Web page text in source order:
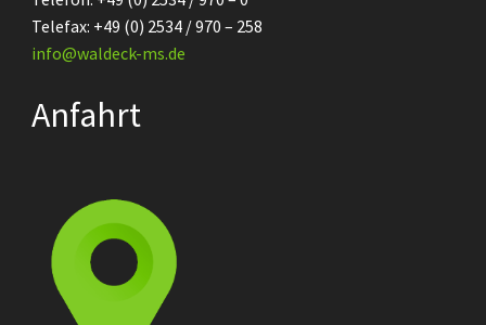
Telefax: +49 (0) 2534 / 970 – 258
info@waldeck-ms.de
Anfahrt